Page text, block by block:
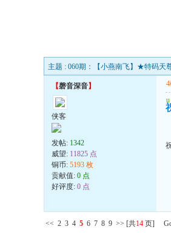
主题 : 060期：【小燕南飞】★特码天
【磬音深音】
侠客
发帖: 1342
威望: 11825 点
铜币: 5193 枚
贡献值: 0 点
好评度: 0 点
u
<< 2 3 4 5 6 7 8 9 >> [共14 页]